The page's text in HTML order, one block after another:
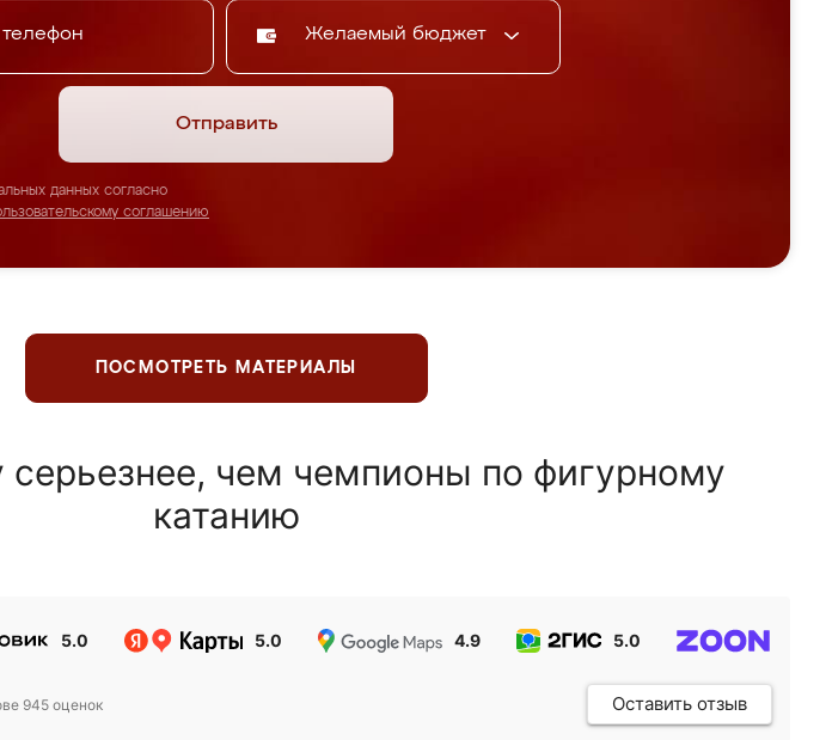
Желаемый бюджет
Отправить
данных согласно
соглашению
ПОСМОТРЕТЬ МАТЕРИАЛЫ
чем чемпионы по фигурному
катанию
5.0 5.0 4.9 5.0
945 оценок Оставить отзыв